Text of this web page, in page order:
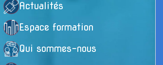
Actualités
Espace formation
Qui sommes-nous